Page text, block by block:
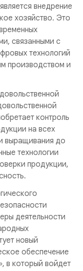
внедрение
хозяйство. Это
связанными с
технологий
производством и
контроль
на всех
выращивания до
технологии
продукции,
деятельности
новый
обеспечение
в который войдет